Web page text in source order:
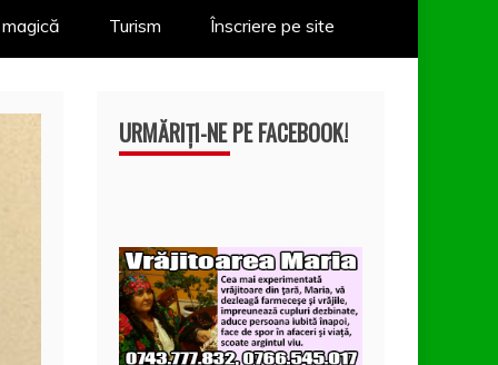
Turism Înscriere pe site
URMĂRIȚI-NE PE FACEBOOK!